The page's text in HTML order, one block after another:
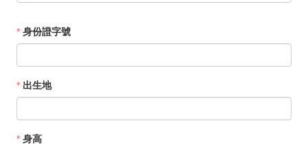
* 身份證字號
* 出生地
* 身高